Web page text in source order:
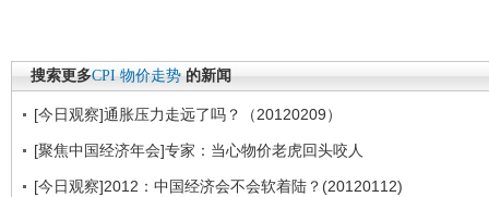
搜索更多CPI 物价走势 的新闻
[今日观察]通胀压力走远了吗？（20120209）
[聚焦中国经济年会]专家：当心物价老虎回头咬人
[今日观察]2012：中国经济会不会软着陆？(20120112)